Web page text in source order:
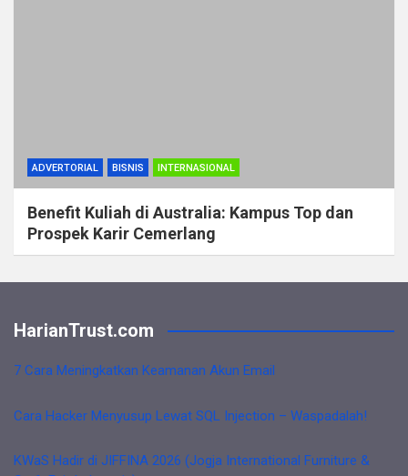
ADVERTORIAL BISNIS INTERNASIONAL
Benefit Kuliah di Australia: Kampus Top dan
Prospek Karir Cemerlang
HarianTrust.com
7 Cara Meningkatkan Keamanan Akun Email
Cara Hacker Menyusup Lewat SQL Injection – Waspadalah!
KWaS Hadir di JIFFINA 2026 (Jogja International Furniture &